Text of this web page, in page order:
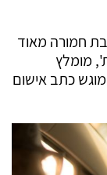
חמורה מאוד
מומלץ
כתב אישום